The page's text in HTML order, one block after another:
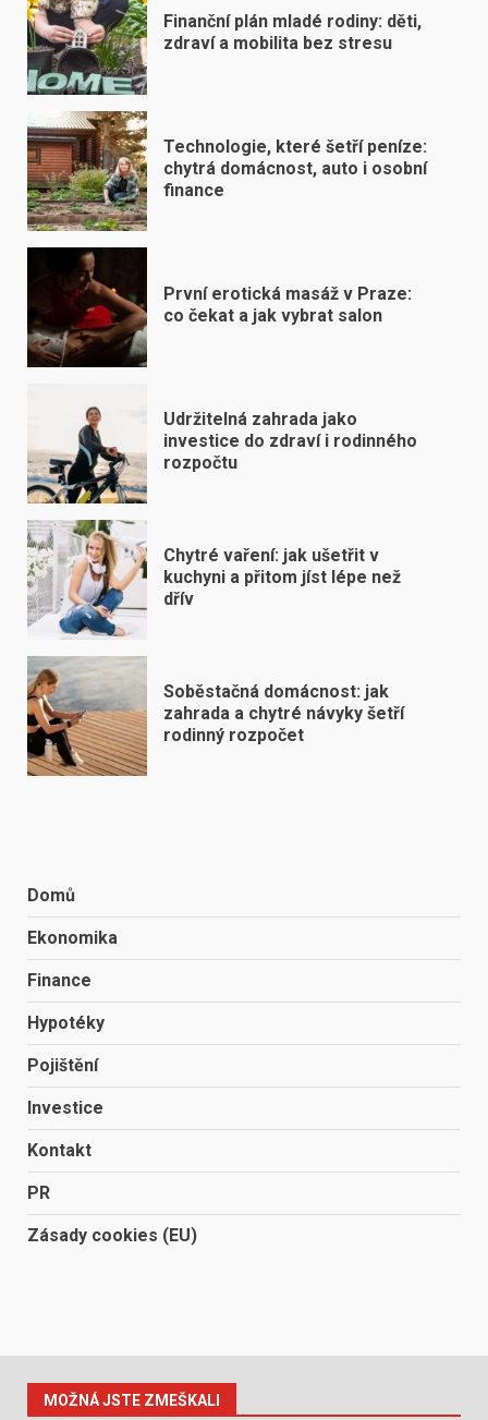
Finanční plán mladé rodiny: děti,
zdraví a mobilita bez stresu
Technologie, které šetří peníze:
chytrá domácnost, auto i osobní
finance
První erotická masáž v Praze:
co čekat a jak vybrat salon
Udržitelná zahrada jako
investice do zdraví i rodinného
rozpočtu
Chytré vaření: jak ušetřit v
kuchyni a přitom jíst lépe než
dřív
Soběstačná domácnost: jak
zahrada a chytré návyky šetří
rodinný rozpočet
Domů
Ekonomika
Finance
Hypotéky
Pojištění
Investice
Kontakt
PR
Zásady cookies (EU)
MOŽNÁ JSTE ZMEŠKALI